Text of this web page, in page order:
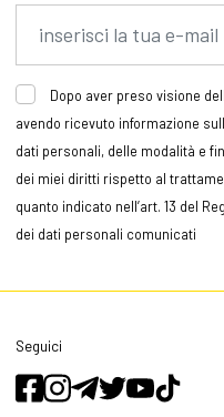
Dopo aver preso visione
avendo ricevuto informazione
dati personali, delle modalità e
dei miei diritti rispetto al
quanto indicato nell’art. 13 del
dei dati personali comunicati
Seguici